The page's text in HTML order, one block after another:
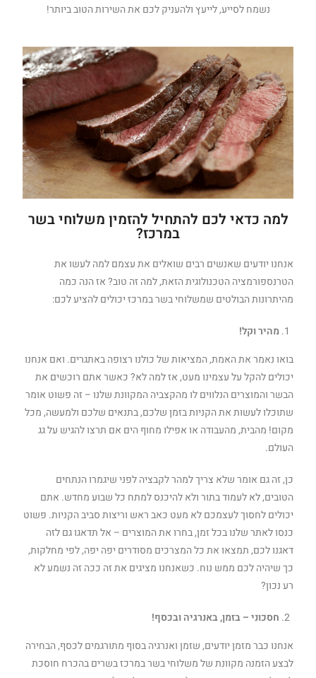
נשמח לסייע, לייעץ ולהעניק לכם את השירות הטוב ביותר!
למה כדאי לכם להתחיל להזמין משלוחי בשר
במרכז?
אנחנו יודעים שאנשים רבים שואלים את עצמם למה לעשו את
הטרנספורמציה הטכנולוגית הזאת, למה זה טוב? אז הנה כמה
מהיתרונות הבולטים שמשלוחי בשר במרכז יכולים להציע לכם:
מהיר וקל!
בואו נאמר את האמת, המציאות של כולנו רצופה באתגרים. ואם אנחנו
יכולים להקל על עצמינו מעט, אז למה לא? כאשר אתם רוכשים את
הבשר והמוצרים הנלווים לו מהקצביה המקוונת שלנו – זה פשוט אומר
שתוכלו לעשות את הקניות בזמן שלכם, בתנאים שלכם ולמעשה, מכל
מקום! מהבית, מהעבודה או אפילו מחוף הים אם תרצו להגיש על גג
העולם.
כן, זה גם אומר שלא צריך למהר לקבציה לפני שיגמרו הנתחים
הטובים, לא לעמוד בתור ולא להיכנס למתח כל שבוע מחדש. אתם
יכולים לחסוך לעצמכם לא מעט כאב ראש וריצות סביב הקניות. פשוט
כנסו לאתר שלנו בכל זמן, בחרו את המוצרים – אל תדאגו גם לזה
דאגנו לכם, תמצאו את כל המצרכים מסודרים יפה יפה, לפי מחלקות,
כך שיהיה לכם ממש נוח. כשאנחנו מציגים את זה ככה זה נשמע לא
רע נכון?
חסכוני – בזמן, באנרגיה ובכסף!
אנחנו כבר מזמן יודעים, שזמן ואנרגיה בסוף מתורגמים לכסף, הבחירה
לבצע הזמנה מקוונת של משלוחי בשר במרכז בשרים בהכרח חוסכת